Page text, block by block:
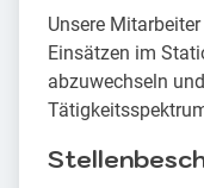
Unsere
Einsätzen im
abzuwechseln